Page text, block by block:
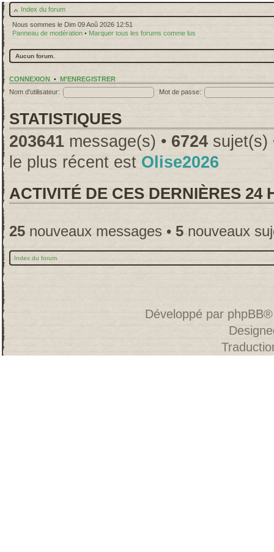
Index du forum
Nous sommes le Dim 09 Aoû 2026 12:51
Panneau de modération • Marquer tous les forums comme lus
Aucun forum.
CONNEXION • M’ENREGISTRER
Nom d’utilisateur:
Mot de passe:
STATISTIQUES
203641 message(s) • 6724 sujet(s)
le plus récent est Olise2026
ACTIVITÉ DE CES DERNIÈRES 24
25 nouveaux messages • 5 nouveaux
Index du forum
Développé par phpBB®